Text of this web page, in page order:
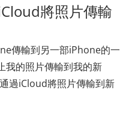
將照片傳輸
傳輸到另一部iPhone的一
我的照片傳輸到我的新
過iCloud將照片傳輸到新